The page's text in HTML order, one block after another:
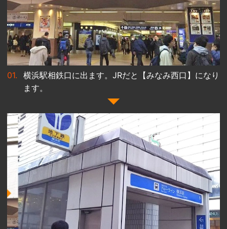
横浜駅相鉄口に出ます。JRだと【みなみ西口】になり
ます。